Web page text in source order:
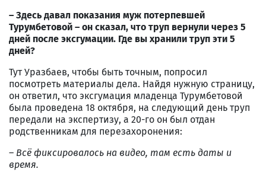
– Здесь давал показания муж потерпевшей
Турумбетовой – он сказал, что труп вернули через 5
дней после эксгумации. Где вы хранили труп эти 5
дней?
Тут Уразбаев, чтобы быть точным, попросил
посмотреть материалы дела. Найдя нужную страницу,
он ответил, что эксгумация младенца Турумбетовой
была проведена 18 октября, на следующий день труп
передали на экспертизу, а 20-го он был отдан
родственникам для перезахоронения:
– Всё фиксировалось на видео, там есть даты и
время.